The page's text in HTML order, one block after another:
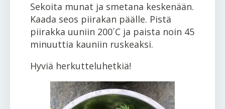
Sekoita munat ja smetana keskenään.
Kaada seos piirakan päälle. Pistä
piirakka uuniin 200´C ja paista noin 45
minuuttia kauniin ruskeaksi.
Hyviä herkutteluhetkiä!